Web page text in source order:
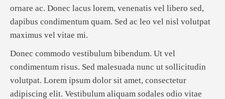
ornare ac. Donec lacus lorem, venenatis vel libero sed,
dapibus condimentum quam. Sed ac leo vel nisl volutpat
maximus vel vitae mi.
Donec commodo vestibulum bibendum. Ut vel
condimentum risus. Sed malesuada nunc ut sollicitudin
volutpat. Lorem ipsum dolor sit amet, consectetur
adipiscing elit. Vestibulum aliquam sodales odio vitae